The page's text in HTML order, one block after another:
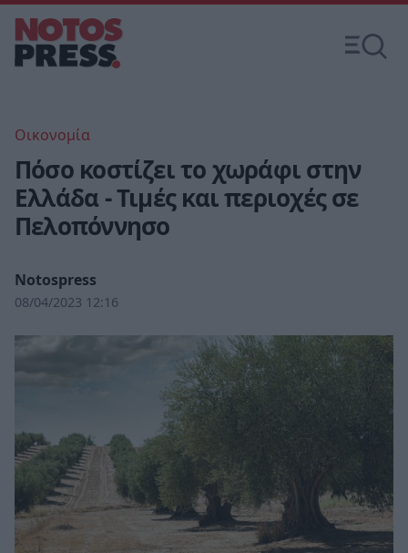
Οικονομία
Πόσο κοστίζει το χωράφι στην
Ελλάδα - Τιμές και περιοχές σε
Πελοπόννησο
Notospress
08/04/2023 12:16